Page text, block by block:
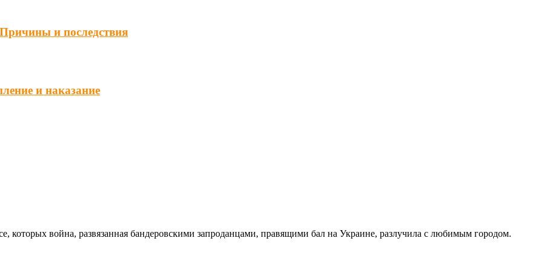
и последствия
и наказание
которых война, развязанная бандеровскими запроданцами, правящими бал на Украине, разлучила с любимым городом.